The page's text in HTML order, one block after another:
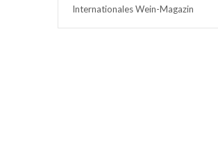
Internationales Wein-Magazin